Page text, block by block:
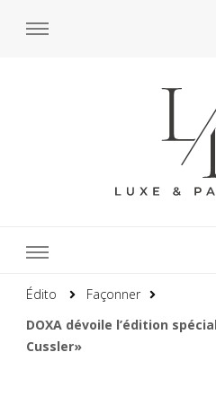
Édito
Façonner
DOXA dévoile l’édition
Cussler»